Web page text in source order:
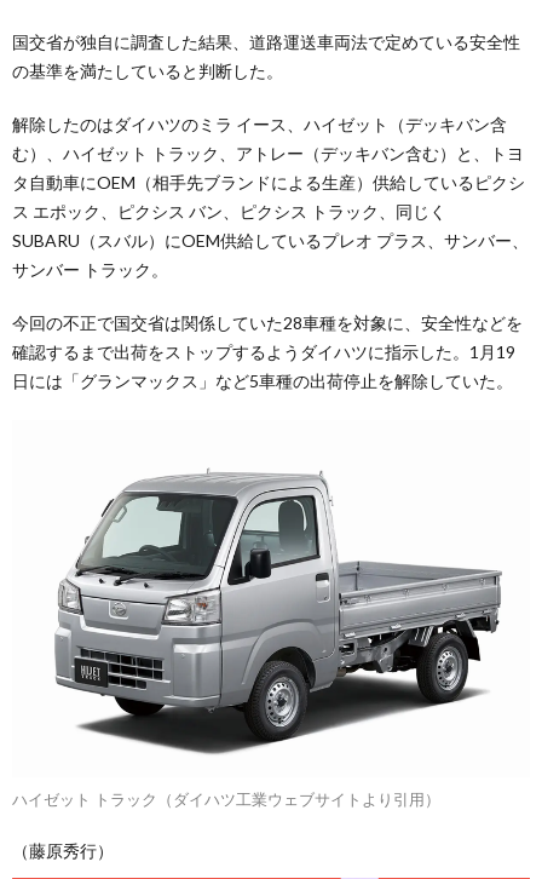
国交省が独自に調査した結果、道路運送車両法で定めている安全性
の基準を満たしていると判断した。
解除したのはダイハツのミラ イース、ハイゼット（デッキバン含
む）、ハイゼット トラック、アトレー（デッキバン含む）と、トヨ
タ自動車にOEM（相手先ブランドによる生産）供給しているピクシ
ス エポック、ピクシス バン、ピクシス トラック、同じく
SUBARU（スバル）にOEM供給しているプレオ プラス、サンバー、
サンバー トラック。
今回の不正で国交省は関係していた28車種を対象に、安全性などを
確認するまで出荷をストップするようダイハツに指示した。1月19
日には「グランマックス」など5車種の出荷停止を解除していた。
ハイゼット トラック（ダイハツ工業ウェブサイトより引用）
（藤原秀行）